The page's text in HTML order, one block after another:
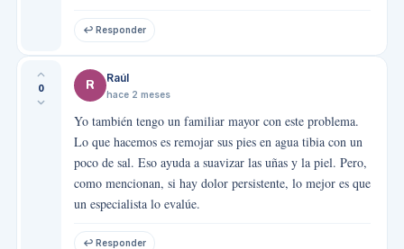
↩ Responder
0 R Raúl
hace 2 meses
Yo también tengo un familiar mayor con este problema.
Lo que hacemos es remojar sus pies en agua tibia con un
poco de sal. Eso ayuda a suavizar las uñas y la piel. Pero,
como mencionan, si hay dolor persistente, lo mejor es que
un especialista lo evalúe.
↩ Responder